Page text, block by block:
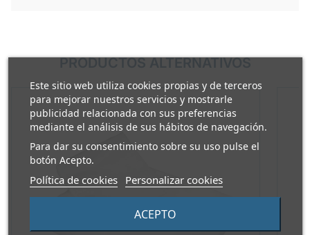
Este sitio web utiliza cookies propias y de terceros
para mejorar nuestros servicios y mostrarle
publicidad relacionada con sus preferencias
mediante el análisis de sus hábitos de navegación.
Para dar su consentimiento sobre su uso pulse el
botón Acepto.
Política de cookies Personalizar cookies
ACEPTO
PRODUCTOS ALTERNATIVOS